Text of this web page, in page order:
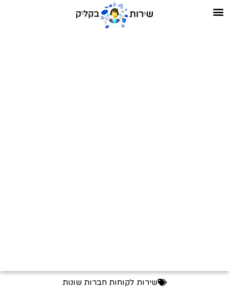
שירות לקוחות חברות שונות